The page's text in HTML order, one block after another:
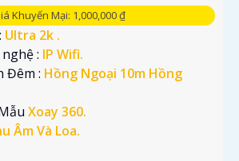
Khuyến Mại: 1,000,000 ₫
Ultra 2k .
: IP Wifi.
Đêm : Hồng Ngoại 10m Hồng
Xoay 360.
Âm Và Loa.